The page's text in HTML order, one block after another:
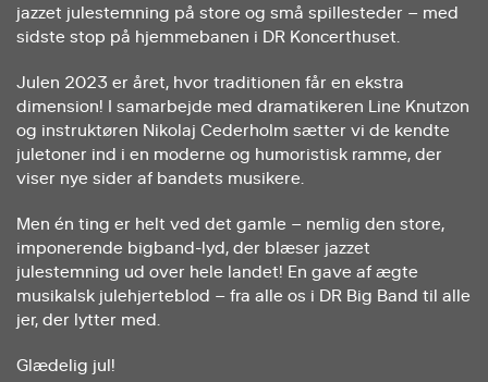
jazzet julestemning på store og små spillesteder – med
sidste stop på hjemmebanen i DR Koncerthuset.
Julen 2023 er året, hvor traditionen får en ekstra
dimension! I samarbejde med dramatikeren Line Knutzon
og instruktøren Nikolaj Cederholm sætter vi de kendte
juletoner ind i en moderne og humoristisk ramme, der
viser nye sider af bandets musikere.
Men én ting er helt ved det gamle – nemlig den store,
imponerende bigband-lyd, der blæser jazzet
julestemning ud over hele landet! En gave af ægte
musikalsk julehjerteblod – fra alle os i DR Big Band til alle
jer, der lytter med.
Glædelig jul!